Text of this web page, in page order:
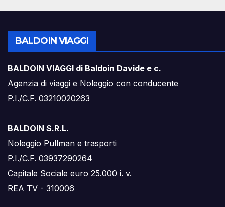
BALDOIN VIAGGI
BALDOIN VIAGGI di Baldoin Davide e c.
Agenzia di viaggi e Noleggio con conducente
P.I./C.F. 03210020263
BALDOIN S.R.L.
Noleggio Pullman e trasporti
P.I./C.F. 03937290264
Capitale Sociale euro 25.000 i. v.
REA TV - 310006